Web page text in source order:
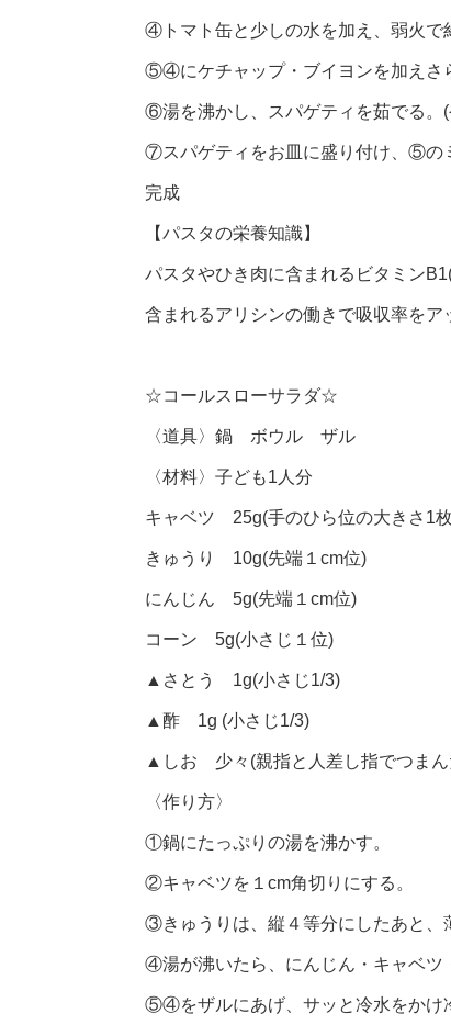
④トマト缶と少しの水を加え、弱火で
⑤④にケチャップ・ブイヨンを加えさ
⑥湯を沸かし、スパゲティを茹でる。(
⑦スパゲティをお皿に盛り付け、⑤の
完成
【パスタの栄養知識】
パスタやひき肉に含まれるビタミン
含まれるアリシンの働きで吸収率をア
☆コールスローサラダ☆
〈道具〉鍋 ボウル ザル
〈材料〉子ども1人分
キャベツ 25g(手のひら位の大きさ1
きゅうり 10g(先端１cm位)
にんじん 5g(先端１cm位)
コーン 5g(小さじ１位)
▲さとう 1g(小さじ1/3)
▲酢 1g (小さじ1/3)
▲しお 少々(親指と人差し指でつまん
〈作り方〉
①鍋にたっぷりの湯を沸かす。
②キャベツを１cm角切りにする。
③きゅうりは、縦４等分にしたあと、
④湯が沸いたら、にんじん・キャベ
⑤④をザルにあげ、サッと冷水をかけ